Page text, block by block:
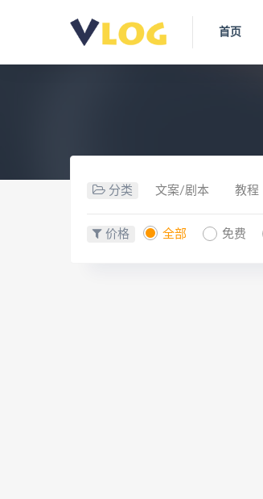
首页
分类 文案/剧本 教程
价格 全部 免费